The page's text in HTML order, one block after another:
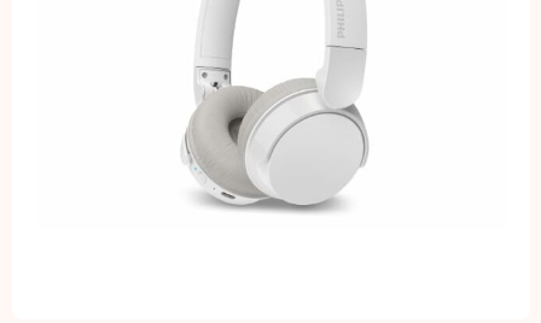
Kinderen, Peuters en Baby's
Klokken, horloges en weerstations
Lampen en Gereedschap